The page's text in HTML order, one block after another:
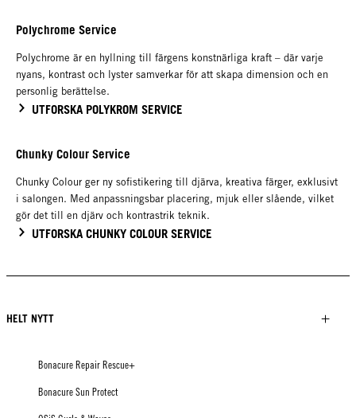
Polychrome Service
Polychrome är en hyllning till färgens konstnärliga kraft – där varje
nyans, kontrast och lyster samverkar för att skapa dimension och en
personlig berättelse.
UTFORSKA POLYKROM SERVICE
Chunky Colour Service
Chunky Colour ger ny sofistikering till djärva, kreativa färger, exklusivt
i salongen. Med anpassningsbar placering, mjuk eller slående, vilket
gör det till en djärv och kontrastrik teknik.
UTFORSKA CHUNKY COLOUR SERVICE
HELT NYTT
Bonacure Repair Rescue+
Bonacure Sun Protect